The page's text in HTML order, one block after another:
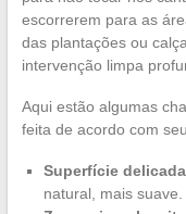
escorrerem para as
das plantações ou
intervenção limpa
Aqui estão algumas
feita de acordo com
Superfície
natural, mais suave.